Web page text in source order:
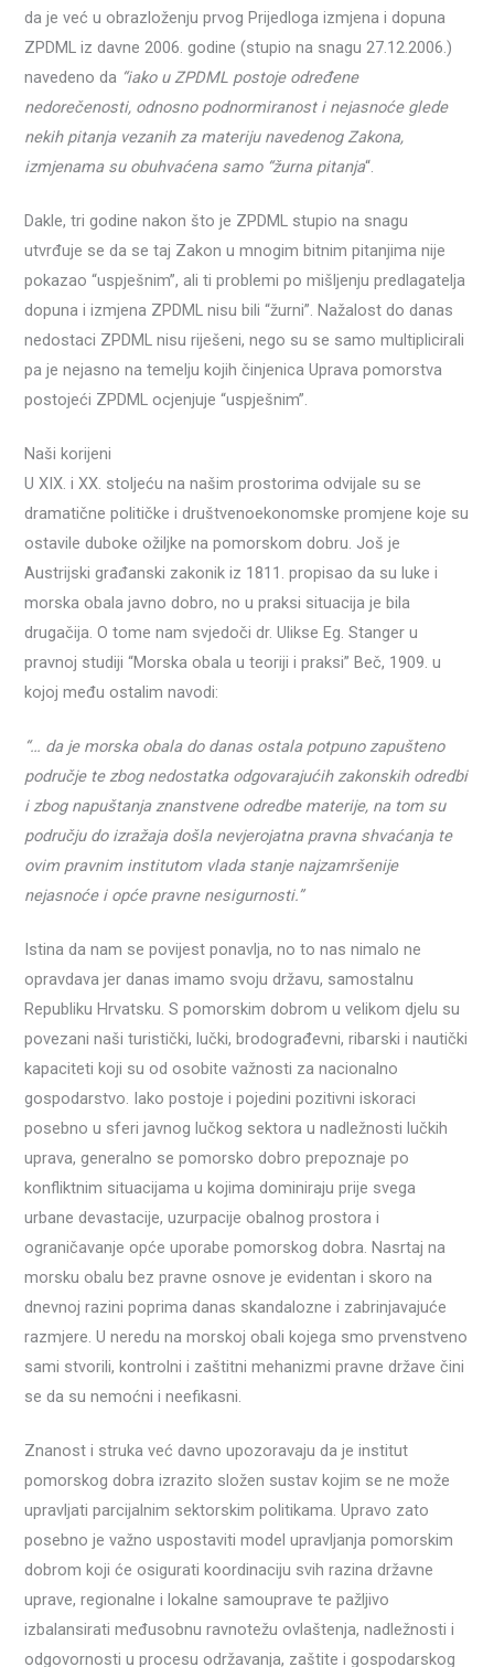
da je već u obrazloženju prvog Prijedloga izmjena i dopuna
ZPDML iz davne 2006. godine (stupio na snagu 27.12.2006.)
navedeno da “iako u ZPDML postoje određene
nedorečenosti, odnosno podnormiranost i nejasnoće glede
nekih pitanja vezanih za materiju navedenog Zakona,
izmjenama su obuhvaćena samo “žurna pitanja“.
Dakle, tri godine nakon što je ZPDML stupio na snagu
utvrđuje se da se taj Zakon u mnogim bitnim pitanjima nije
pokazao “uspješnim”, ali ti problemi po mišljenju predlagatelja
dopuna i izmjena ZPDML nisu bili “žurni”. Nažalost do danas
nedostaci ZPDML nisu riješeni, nego su se samo multiplicirali
pa je nejasno na temelju kojih činjenica Uprava pomorstva
postojeći ZPDML ocjenjuje “uspješnim”.
Naši korijeni
U XIX. i XX. stoljeću na našim prostorima odvijale su se
dramatične političke i društvenoekonomske promjene koje su
ostavile duboke ožiljke na pomorskom dobru. Još je
Austrijski građanski zakonik iz 1811. propisao da su luke i
morska obala javno dobro, no u praksi situacija je bila
drugačija. O tome nam svjedoči dr. Ulikse Eg. Stanger u
pravnoj studiji “Morska obala u teoriji i praksi” Beč, 1909. u
kojoj među ostalim navodi:
“… da je morska obala do danas ostala potpuno zapušteno
područje te zbog nedostatka odgovarajućih zakonskih odredbi
i zbog napuštanja znanstvene odredbe materije, na tom su
području do izražaja došla nevjerojatna pravna shvaćanja te
ovim pravnim institutom vlada stanje najzamršenije
nejasnoće i opće pravne nesigurnosti.”
Istina da nam se povijest ponavlja, no to nas nimalo ne
opravdava jer danas imamo svoju državu, samostalnu
Republiku Hrvatsku. S pomorskim dobrom u velikom djelu su
povezani naši turistički, lučki, brodograđevni, ribarski i nautički
kapaciteti koji su od osobite važnosti za nacionalno
gospodarstvo. Iako postoje i pojedini pozitivni iskoraci
posebno u sferi javnog lučkog sektora u nadležnosti lučkih
uprava, generalno se pomorsko dobro prepoznaje po
konfliktnim situacijama u kojima dominiraju prije svega
urbane devastacije, uzurpacije obalnog prostora i
ograničavanje opće uporabe pomorskog dobra. Nasrtaj na
morsku obalu bez pravne osnove je evidentan i skoro na
dnevnoj razini poprima danas skandalozne i zabrinjavajuće
razmjere. U neredu na morskoj obali kojega smo prvenstveno
sami stvorili, kontrolni i zaštitni mehanizmi pravne države čini
se da su nemoćni i neefikasni.
Znanost i struka već davno upozoravaju da je institut
pomorskog dobra izrazito složen sustav kojim se ne može
upravljati parcijalnim sektorskim politikama. Upravo zato
posebno je važno uspostaviti model upravljanja pomorskim
dobrom koji će osigurati koordinaciju svih razina državne
uprave, regionalne i lokalne samouprave te pažljivo
izbalansirati međusobnu ravnotežu ovlaštenja, nadležnosti i
odgovornosti u procesu održavanja, zaštite i gospodarskog